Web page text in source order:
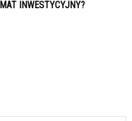
INWESTYCYJNY?